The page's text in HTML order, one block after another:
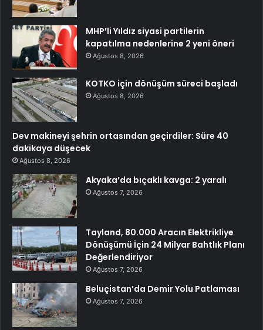
MHP’li Yıldız siyasi partilerin
kapatılma nedenlerine 2 yeni öneri
Ağustos 8, 2026
KOTKO için dönüşüm süreci başladı
Ağustos 8, 2026
Dev makineyi şehrin ortasından geçirdiler: Süre 40
dakikaya düşecek
Ağustos 8, 2026
Akyaka’da bıçaklı kavga: 2 yaralı
Ağustos 7, 2026
Tayland, 80.000 Aracın Elektrikliye
Dönüşümü İçin 24 Milyar Bahtlık Planı
Değerlendiriyor
Ağustos 7, 2026
Beluçistan’da Demir Yolu Patlaması
Ağustos 7, 2026